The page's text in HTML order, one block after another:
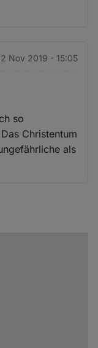
Nov 2019 - 15:05
so
Christentum
als